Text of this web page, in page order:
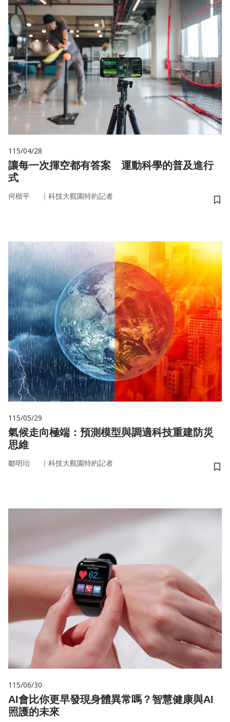
115/04/28
讓每一次揮空都有答案 運動科學的普及進行
式
何楷平 ｜ 科技大觀園特約記者
儲
115/05/29
氣候走向極端：預測模型與調適科技重建防災
思維
鄒明珆 ｜ 科技大觀園特約記者
儲
115/06/30
AI會比你更早發現身體異常嗎？智慧健康與AI
照護的未來